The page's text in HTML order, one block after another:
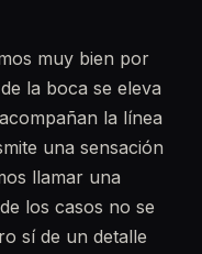
muy bien por
la boca se eleva
la línea
una sensación
llamar una
los casos no se
sí de un detalle